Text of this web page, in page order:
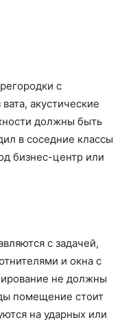
с
акустические
должны быть
в соседние классы
бизнес-центр или
с задачей,
и окна с
не должны
помещение стоит
на ударных или